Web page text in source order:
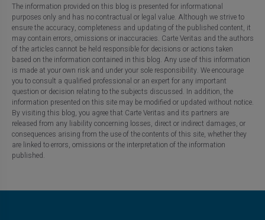
The information provided on this blog is presented for informational
purposes only and has no contractual or legal value. Although we strive to
ensure the accuracy, completeness and updating of the published content, it
may contain errors, omissions or inaccuracies. Carte Veritas and the authors
of the articles cannot be held responsible for decisions or actions taken
based on the information contained in this blog. Any use of this information
is made at your own risk and under your sole responsibility. We encourage
you to consult a qualified professional or an expert for any important
question or decision relating to the subjects discussed. In addition, the
information presented on this site may be modified or updated without notice.
By visiting this blog, you agree that Carte Veritas and its partners are
released from any liability concerning losses, direct or indirect damages, or
consequences arising from the use of the contents of this site, whether they
are linked to errors, omissions or the interpretation of the information
published.